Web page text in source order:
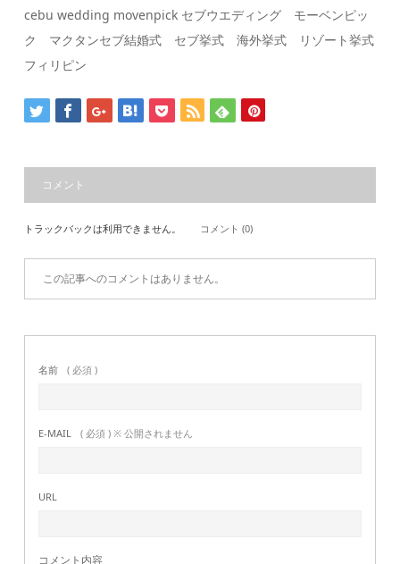
cebu wedding movenpick セブウエディング モーベンピッ
ク マクタンセブ結婚式 セブ挙式 海外挙式 リゾート挙式
フィリピン
コメント
トラックバックは利用できません。 コメント (0)
この記事へのコメントはありません。
名前 ( 必須 )
E-MAIL ( 必須 ) ※ 公開されません
URL
コメント内容